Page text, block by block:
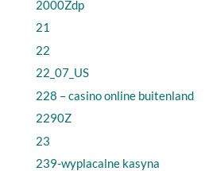
2000Zdp
21
22
22_07_US
228 – casino online buitenland
2290Z
23
239-wyplacalne kasyna